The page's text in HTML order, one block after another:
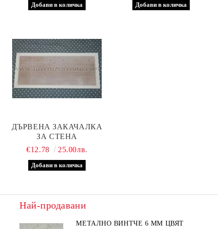
ДЪРВЕНА ЗАКАЧАЛКА
ЗА СТЕНА
€12.78
25.00лв.
Най-продавани
МЕТАЛНО ВИНТЧЕ 6 ММ ЦВЯТ